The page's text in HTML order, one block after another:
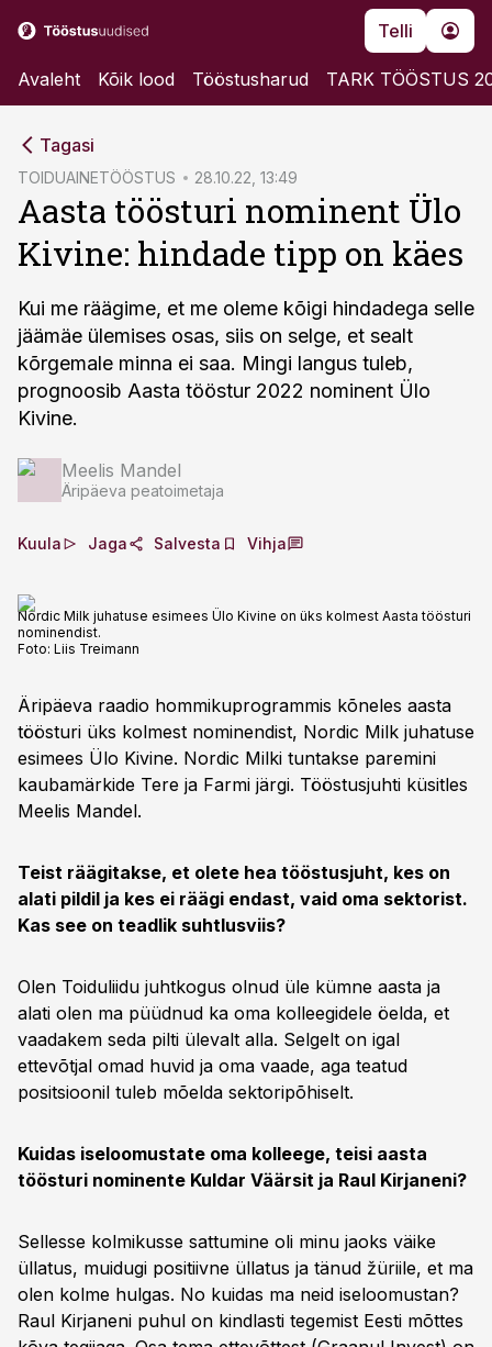
Telli
Avaleht Kõik lood Tööstusharud TARK TÖÖSTUS
Tagasi
TOIDUAINETÖÖSTUS 28.10.22, 13:49
Aasta töösturi nominent Ülo
Kivine: hindade tipp on käes
Kui me räägime, et me oleme kõigi hindadega selle
jäämäe ülemises osas, siis on selge, et sealt
kõrgemale minna ei saa. Mingi langus tuleb,
prognoosib Aasta tööstur 2022 nominent Ülo
Kivine.
Meelis Mandel
Äripäeva peatoimetaja
Kuula Jaga Salvesta Vihja
Nordic Milk juhatuse esimees Ülo Kivine on üks kolmest Aasta töösturi
nominendist.
Foto: Liis Treimann
Äripäeva raadio hommikuprogrammis kõneles aasta
töösturi üks kolmest nominendist, Nordic Milk juhatuse
esimees Ülo Kivine. Nordic Milki tuntakse paremini
kaubamärkide Tere ja Farmi järgi. Tööstusjuhti küsitles
Meelis Mandel.
Teist räägitakse, et olete hea tööstusjuht, kes on
alati pildil ja kes ei räägi endast, vaid oma sektorist.
Kas see on teadlik suhtlusviis?
Olen Toiduliidu juhtkogus olnud üle kümne aasta ja
alati olen ma püüdnud ka oma kolleegidele öelda, et
vaadakem seda pilti ülevalt alla. Selgelt on igal
ettevõtjal omad huvid ja oma vaade, aga teatud
positsioonil tuleb mõelda sektoripõhiselt.
Kuidas iseloomustate oma kolleege, teisi aasta
töösturi nominente Kuldar Väärsit ja Raul Kirjaneni?
Sellesse kolmikusse sattumine oli minu jaoks väike
üllatus, muidugi positiivne üllatus ja tänud žüriile, et ma
olen kolme hulgas. No kuidas ma neid iseloomustan?
Raul Kirjaneni puhul on kindlasti tegemist Eesti mõttes